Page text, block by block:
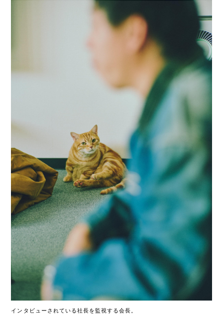
インタビューされている社長を監視する会長。